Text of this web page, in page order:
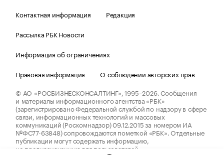
Контактная информация
Редакция
Рассылка РБК Новости
Информация об ограничениях
Правовая информация
О соблюдении авторских прав
© АО «РОСБИЗНЕСКОНСАЛТИНГ»,1995–2026.Сообщения
и материалы информационного агентства «РБК»
(зарегистрировано Федеральной службой по надзору в сфере
связи, информационных технологий и массовых
коммуникаций (Роскомнадзор) 09.12.2015 за номером ИА
№ФС77-63848) сопровождаются пометкой «РБК». Отдельные
публикации могут содержать информацию,
не предназначенную для пользователей